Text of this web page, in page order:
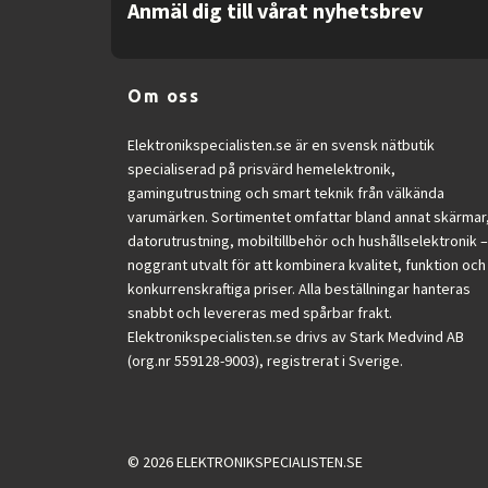
USB Power Delivery (USB PD)
HDMI version
DisplayPorts quantity
DisplayPort out quantity
DisplayPort out version
DisplayPort version
Headphone out
HDCP
HDCP version
Ethernet LAN
Cable lock slot
Anmäl dig till vårat nyhetsbrev
Om oss
Elektronikspecialisten.se är en svensk nätbutik
specialiserad på prisvärd hemelektronik,
gamingutrustning och smart teknik från välkända
varumärken. Sortimentet omfattar bland annat skärmar,
datorutrustning, mobiltillbehör och hushållselektronik –
noggrant utvalt för att kombinera kvalitet, funktion och
konkurrenskraftiga priser. Alla beställningar hanteras
snabbt och levereras med spårbar frakt.
Elektronikspecialisten.se drivs av Stark Medvind AB
(org.nr 559128-9003), registrerat i Sverige.
© 2026 ELEKTRONIKSPECIALISTEN.SE